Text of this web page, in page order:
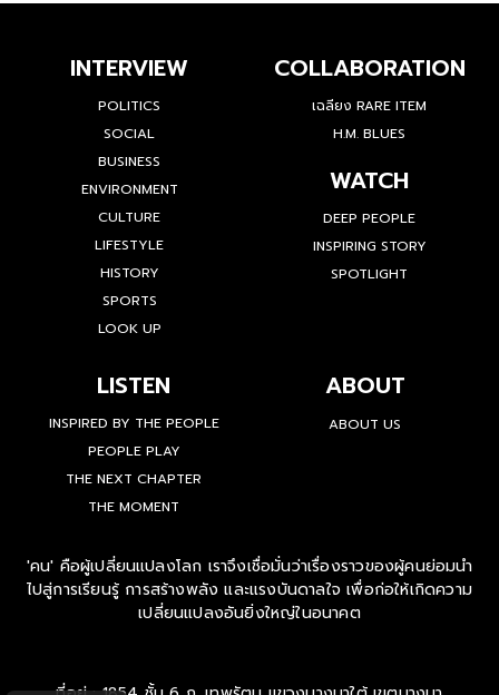
INTERVIEW
POLITICS
SOCIAL
BUSINESS
ENVIRONMENT
CULTURE
LIFESTYLE
HISTORY
SPORTS
LOOK UP
COLLABORATION
เฉลียง RARE ITEM
H.M. BLUES
WATCH
DEEP PEOPLE
INSPIRING STORY
SPOTLIGHT
LISTEN
INSPIRED BY THE PEOPLE
PEOPLE PLAY
THE NEXT CHAPTER
THE MOMENT
ABOUT
ABOUT US
'คน' คือผู้เปลี่ยนแปลงโลก เราจึงเชื่อมั่นว่าเรื่องราวของผู้คนย่อมนำ
ไปสู่การเรียนรู้ การสร้างพลัง และแรงบันดาลใจ เพื่อก่อให้เกิดความ
เปลี่ยนแปลงอันยิ่งใหญ่ในอนาคต